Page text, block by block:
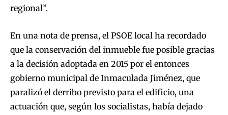
regional”.
En una nota de prensa, el PSOE local ha recordado
que la conservación del inmueble fue posible gracias
a la decisión adoptada en 2015 por el entonces
gobierno municipal de Inmaculada Jiménez, que
paralizó el derribo previsto para el edificio, una
actuación que, según los socialistas, había dejado